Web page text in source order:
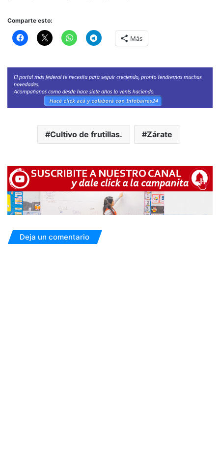
Comparte esto:
Más
Cultivo de frutillas. Zárate
Deja un comentario